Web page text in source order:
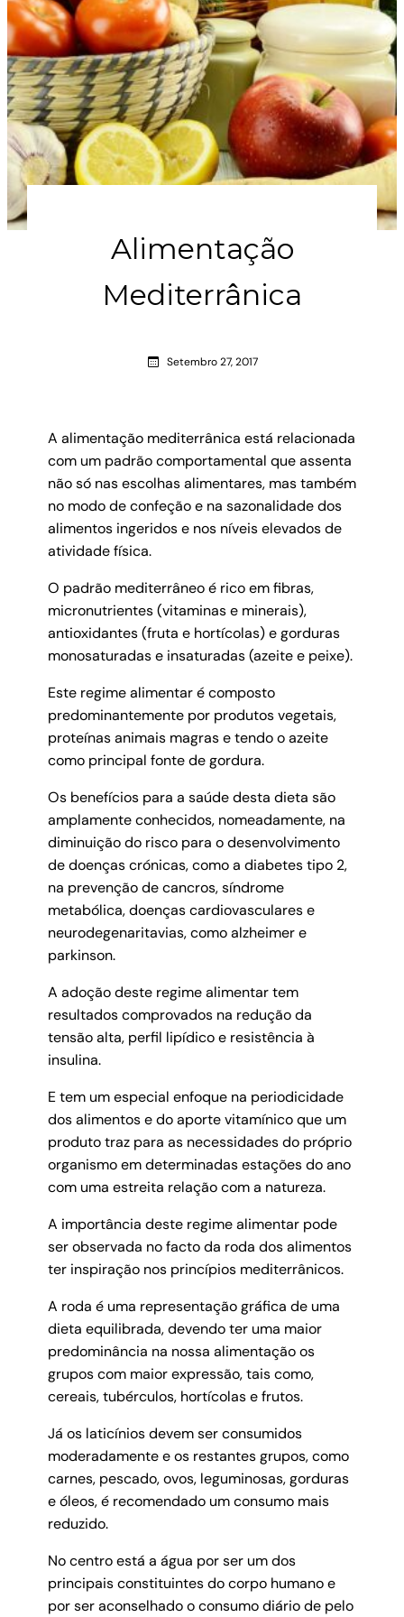
Alimentação
Mediterrânica
Setembro 27, 2017
A alimentação mediterrânica está relacionada
com um padrão comportamental que assenta
não só nas escolhas alimentares, mas também
no modo de confeção e na sazonalidade dos
alimentos ingeridos e nos níveis elevados de
atividade física.
O padrão mediterrâneo é rico em fibras,
micronutrientes (vitaminas e minerais),
antioxidantes (fruta e hortícolas) e gorduras
monosaturadas e insaturadas (azeite e peixe).
Este regime alimentar é composto
predominantemente por produtos vegetais,
proteínas animais magras e tendo o azeite
como principal fonte de gordura.
Os benefícios para a saúde desta dieta são
amplamente conhecidos, nomeadamente, na
diminuição do risco para o desenvolvimento
de doenças crónicas, como a diabetes tipo 2,
na prevenção de cancros, síndrome
metabólica, doenças cardiovasculares e
neurodegenaritavias, como alzheimer e
parkinson.
A adoção deste regime alimentar tem
resultados comprovados na redução da
tensão alta, perfil lipídico e resistência à
insulina.
E tem um especial enfoque na periodicidade
dos alimentos e do aporte vitamínico que um
produto traz para as necessidades do próprio
organismo em determinadas estações do ano
com uma estreita relação com a natureza.
A importância deste regime alimentar pode
ser observada no facto da roda dos alimentos
ter inspiração nos princípios mediterrânicos.
A roda é uma representação gráfica de uma
dieta equilibrada, devendo ter uma maior
predominância na nossa alimentação os
grupos com maior expressão, tais como,
cereais, tubérculos, hortícolas e frutos.
Já os laticínios devem ser consumidos
moderadamente e os restantes grupos, como
carnes, pescado, ovos, leguminosas, gorduras
e óleos, é recomendado um consumo mais
reduzido.
No centro está a água por ser um dos
principais constituintes do corpo humano e
por ser aconselhado o consumo diário de pelo